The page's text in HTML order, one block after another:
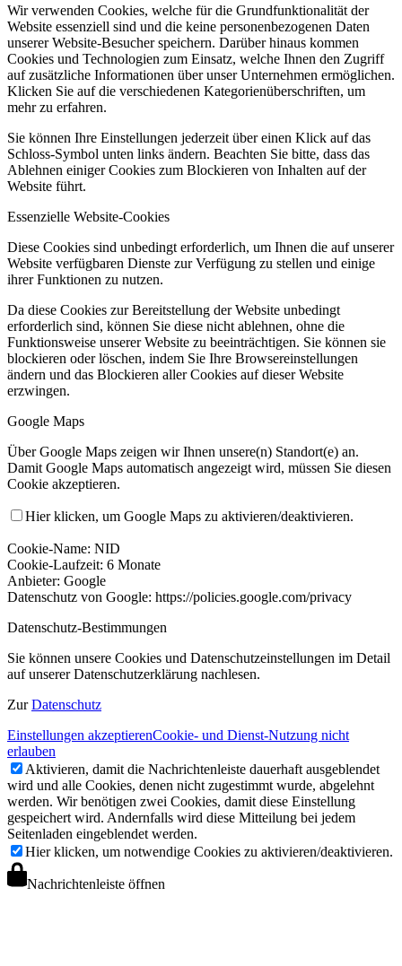
Wir verwenden Cookies, welche für die Grundfunktionalität der
Website essenziell sind und die keine personenbezogenen Daten
unserer Website-Besucher speichern. Darüber hinaus kommen
Cookies und Technologien zum Einsatz, welche Ihnen den Zugriff
auf zusätzliche Informationen über unser Unternehmen ermöglichen.
Klicken Sie auf die verschiedenen Kategorienüberschriften, um
mehr zu erfahren.
Sie können Ihre Einstellungen jederzeit über einen Klick auf das
Schloss-Symbol unten links ändern. Beachten Sie bitte, dass das
Ablehnen einiger Cookies zum Blockieren von Inhalten auf der
Website führt.
Essenzielle Website-Cookies
Diese Cookies sind unbedingt erforderlich, um Ihnen die auf unserer
Website verfügbaren Dienste zur Verfügung zu stellen und einige
ihrer Funktionen zu nutzen.
Da diese Cookies zur Bereitstellung der Website unbedingt
erforderlich sind, können Sie diese nicht ablehnen, ohne die
Funktionsweise unserer Website zu beeinträchtigen. Sie können sie
blockieren oder löschen, indem Sie Ihre Browsereinstellungen
ändern und das Blockieren aller Cookies auf dieser Website
erzwingen.
Google Maps
Über Google Maps zeigen wir Ihnen unsere(n) Standort(e) an.
Damit Google Maps automatisch angezeigt wird, müssen Sie diesen
Cookie akzeptieren.
Hier klicken, um Google Maps zu aktivieren/deaktivieren.
Cookie-Name: NID
Cookie-Laufzeit: 6 Monate
Anbieter: Google
Datenschutz von Google: https://policies.google.com/privacy
Datenschutz-Bestimmungen
Sie können unsere Cookies und Datenschutzeinstellungen im Detail
auf unserer Datenschutzerklärung nachlesen.
ZurDatenschutz
Einstellungen akzeptierenCookie- und Dienst-Nutzung nicht
erlauben
Aktivieren, damit die Nachrichtenleiste dauerhaft ausgeblendet
wird und alle Cookies, denen nicht zugestimmt wurde, abgelehnt
werden. Wir benötigen zwei Cookies, damit diese Einstellung
gespeichert wird. Andernfalls wird diese Mitteilung bei jedem
Seitenladen eingeblendet werden.
Hier klicken, um notwendige Cookies zu aktivieren/deaktivieren.
Nachrichtenleiste öffnen